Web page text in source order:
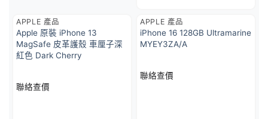
APPLE 產品
Apple 原裝 iPhone 13
MagSafe 皮革護殼 車厘子深
紅色 Dark Cherry
聯絡查價
APPLE 產品
iPhone 16 128GB Ultramarine
MYEY3ZA/A
聯絡查價